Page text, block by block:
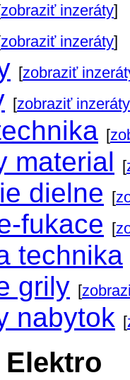
zobraziť inzeráty]
zobraziť inzeráty]
[zobraziť
[zobraziť inzeráty
[
material [
dielne [
fukace [
technika
grily [
nabytok [
Elektro